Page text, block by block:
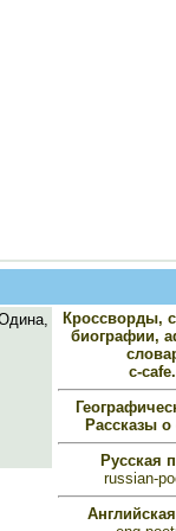
Кроссворды,
биографии,
c-
Рассказы о
Русская
russian-